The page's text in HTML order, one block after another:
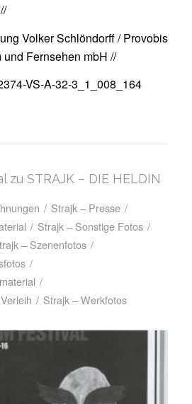
Volker Schlöndorff / Provobis
Fernsehen mbH //
VS-A-32-3_1_008_164
STRAJK – DIE HELDIN
/ Strajk – Presse /
/ Strajk – Sonstige Fotos /
– Szenenfotos /
/
/
/ Strajk – Werkfotos